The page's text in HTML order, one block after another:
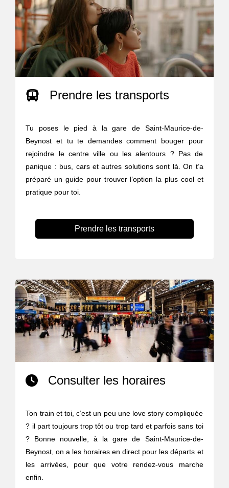
Prendre les transports
Tu poses le pied à la gare de Saint-Maurice-de-
Beynost et tu te demandes comment bouger pour
rejoindre le centre ville ou les alentours ? Pas de
panique : bus, cars et autres solutions sont là. On t’a
préparé un guide pour trouver l’option la plus cool et
pratique pour toi.
Prendre les transports
Consulter les horaires
Ton train et toi, c’est un peu une love story compliquée
? il part toujours trop tôt ou trop tard et parfois sans toi
? Bonne nouvelle, à la gare de Saint-Maurice-de-
Beynost, on a les horaires en direct pour les départs et
les arrivées, pour que votre rendez-vous marche
enfin.